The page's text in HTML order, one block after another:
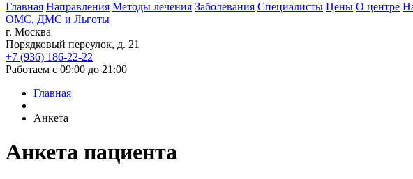
Главная Направления Методы лечения Заболевания Специалисты Цены О центре
ОМС, ДМС и Льготы
г. Москва
Порядковый переулок, д. 21
+7 (936) 186-22-22
Работаем с 09:00 до 21:00
Главная
Анкета
Анкета пациента